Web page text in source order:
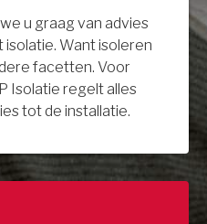
u graag van advies
Want isoleren
facetten. Voor
Isolatie regelt alles
tot de installatie.